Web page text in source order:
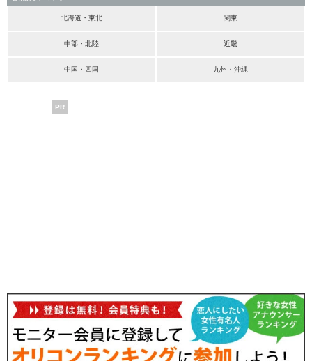
北海道・東北 関東
中部・北陸 近畿
中国・四国 九州・沖縄
PR